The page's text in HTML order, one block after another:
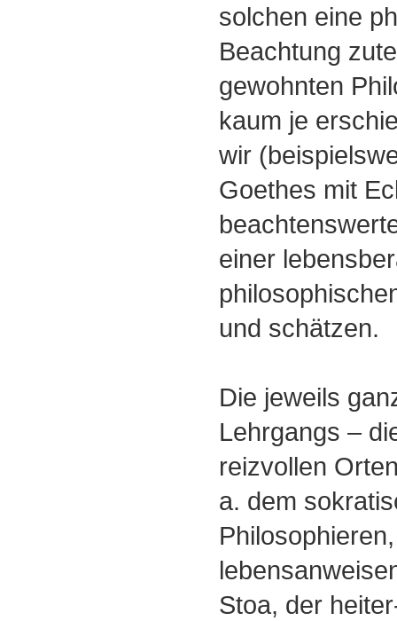
solchen eine
Beachtung
gewohnten
kaum je
wir
Goethes mit
einer
und schätzen.
Die jeweils
Lehrgangs ‒
reizvollen
a. dem
Stoa, der